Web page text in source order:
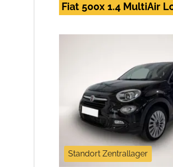
Fiat 500x 1.4 MultiAir
Standort Zentrallager